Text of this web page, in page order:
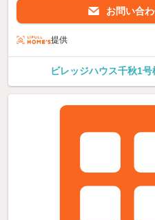
お問い合
提供
ビレッジハウス千秋1